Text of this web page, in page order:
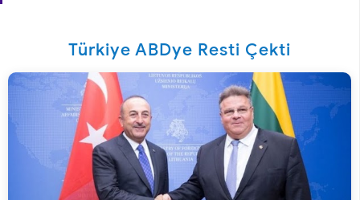
Türkiye ABDye Resti Çekti